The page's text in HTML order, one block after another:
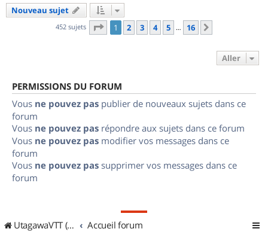
Nouveau sujet
452 sujets Page 1sur
1 2 3 4 5 … 16
Aller
PERMISSIONS DU FORUM
Vous ne pouvez pas publier de nouveaux sujets dans ce
forum
Vous ne pouvez pas répondre aux sujets dans ce forum
Vous ne pouvez pas modifier vos messages dans ce
forum
Vous ne pouvez pas supprimer vos messages dans ce
forum
UtagawaVTT (Randos VTT et VTTAE avec traces GPS) Accueil forum